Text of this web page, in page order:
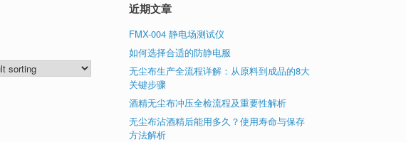
近期文章
FMX-004 静电场测试仪
如何选择合适的防静电服
无尘布生产全流程详解：从原料到成品的8大
关键步骤
酒精无尘布冲压全检流程及重要性解析
无尘布沾酒精后能用多久？使用寿命与保存
方法解析